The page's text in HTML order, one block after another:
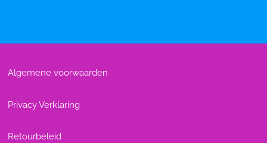
Algemene voorwaarden
Privacy Verklaring
Retourbeleid